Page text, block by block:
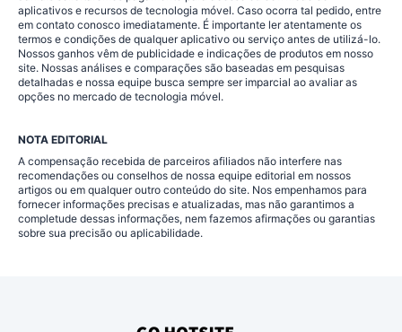
aplicativos e recursos de tecnologia móvel. Caso ocorra tal pedido, entre
em contato conosco imediatamente. É importante ler atentamente os
termos e condições de qualquer aplicativo ou serviço antes de utilizá-lo.
Nossos ganhos vêm de publicidade e indicações de produtos em nosso
site. Nossas análises e comparações são baseadas em pesquisas
detalhadas e nossa equipe busca sempre ser imparcial ao avaliar as
opções no mercado de tecnologia móvel.
NOTA EDITORIAL
A compensação recebida de parceiros afiliados não interfere nas
recomendações ou conselhos de nossa equipe editorial em nossos
artigos ou em qualquer outro conteúdo do site. Nos empenhamos para
fornecer informações precisas e atualizadas, mas não garantimos a
completude dessas informações, nem fazemos afirmações ou garantias
sobre sua precisão ou aplicabilidade.